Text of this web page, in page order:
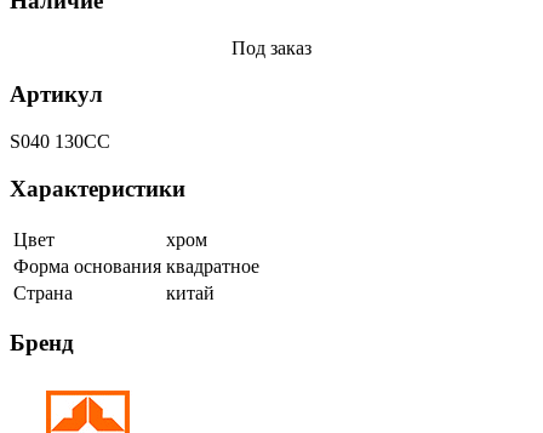
Под заказ
Артикул
S040 130CC
Характеристики
Цвет
хром
Форма основания квадратное
Страна
китай
Бренд